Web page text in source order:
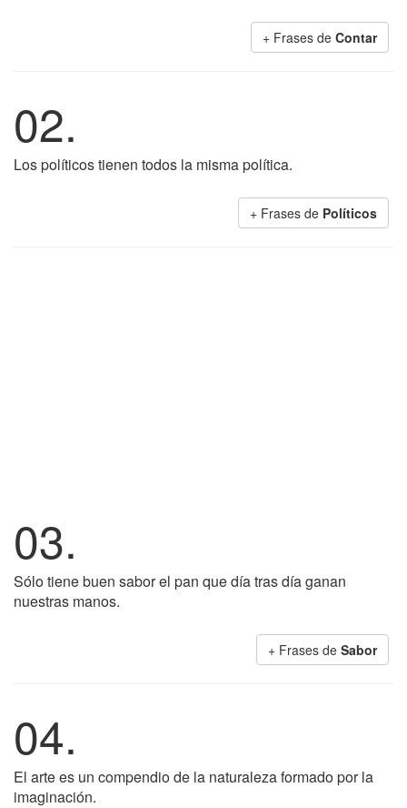
+ Frases de Contar
02.
Los políticos tienen todos la misma política.
+ Frases de Políticos
03.
Sólo tiene buen sabor el pan que día tras día ganan
nuestras manos.
+ Frases de Sabor
04.
El arte es un compendio de la naturaleza formado por la
imaginación.